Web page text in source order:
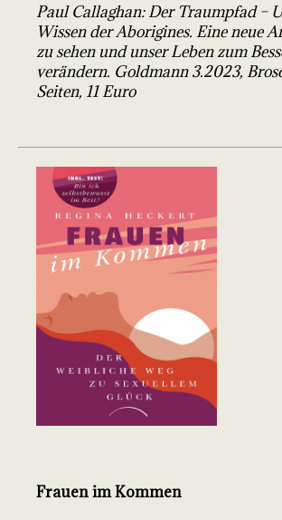
Paul Callaghan: Der Traumpfad –
Wissen der Aborigines. Eine neue
zu sehen und unser Leben zum
verändern. Goldmann 3.2023,
Seiten, 11 Euro
Frauen im Kommen